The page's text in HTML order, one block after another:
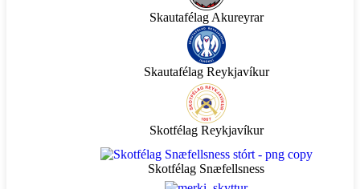
Skautafélag Akureyrar
Skautafélag Reykjavíkur
Skotfélag Reykjavíkur
Skotfélag Snæfellsness